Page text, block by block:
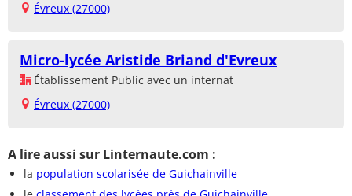
Évreux (27000)
Micro-lycée Aristide Briand d'Evreux
Établissement Public avec un internat
Évreux (27000)
A lire aussi sur Linternaute.com :
la population scolarisée de Guichainville